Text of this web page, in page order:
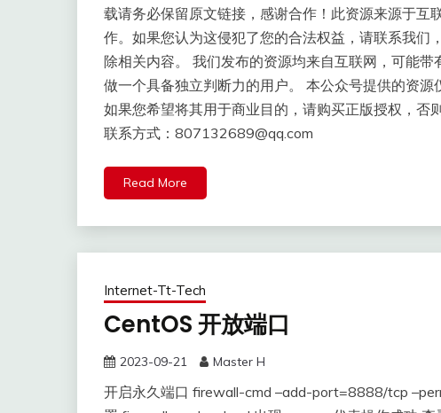
载请务必保留原文链接，感谢合作！此资源来源于互
作。如果您认为这侵犯了您的合法权益，请联系我们
除相关内容。 我们发布的资源均来自互联网，可能
做一个具备独立判断力的用户。 本公众号提供的资源
如果您希望将其用于商业目的，请购买正版授权，否
联系方式：807132689@qq.com
Read More
Internet-Tt-Tech
CentOS 开放端口
2023-09-21 Master H
开启永久端口 firewall-cmd –add-port=8888/tcp